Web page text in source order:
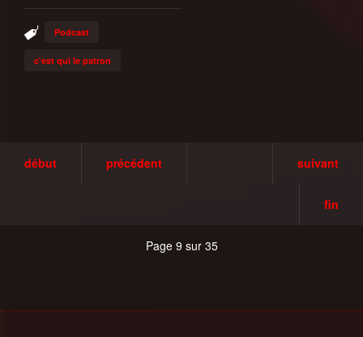
Podcast
c'est qui le patron
début précédent suivant
fin
Page 9 sur 35